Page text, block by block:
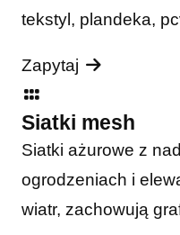
tekstyl, plandeka,
Zapytaj
Siatki mesh
Siatki ażurowe z
ogrodzeniach i
wiatr, zachowują